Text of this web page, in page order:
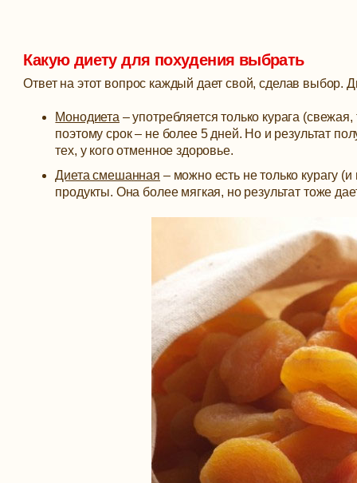
Какую диету для похудения выбрать
Ответ на этот вопрос каждый дает свой, сделав выбор.
Монодиета – употребляется только курага
поэтому срок – не более 5 дней. Но и результат
тех, у кого отменное здоровье.
Диета смешанная – можно есть не только курагу
продукты. Она более мягкая, но результат тоже